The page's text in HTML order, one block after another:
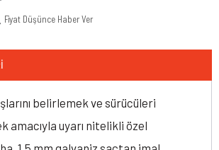
Fiyat Düşünce Haber Ver
belirlemek ve sürücüleri
amacıyla uyarı nitelikli özel